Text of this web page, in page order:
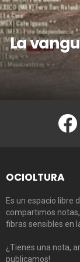
La
OCIOLTURA
Es un espacio libre
compartimos
fibras sensibles en
¿Tienes una nota,
publicamos!